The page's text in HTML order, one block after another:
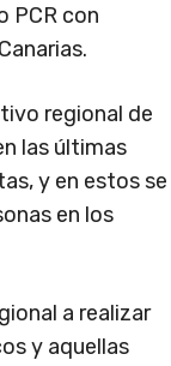
PCR con
regional de
las últimas
y en estos se
en los
a realizar
y aquellas